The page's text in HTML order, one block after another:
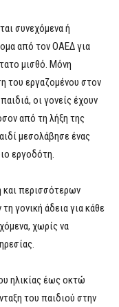
συνεχόμενα ή
από τον ΟΑΕΔ για
μισθό. Μόνη
του εργαζομένου στον
οι γονείς έχουν
από τη λήξη της
μεσολάβησε ένας
εργοδότη.
και περισσότερων
γονική άδεια για κάθε
χωρίς να
ηλικίας έως οκτώ
του παιδιού στην